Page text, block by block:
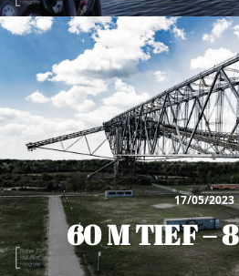
17/05/2023
60 M TIEF –